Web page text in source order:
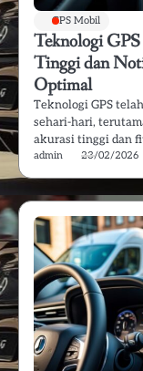
GPS Mobil
Teknologi
Tinggi dan
Optimal
Teknologi GPS
sehari-hari,
akurasi tinggi dan
admin 23/02/2026